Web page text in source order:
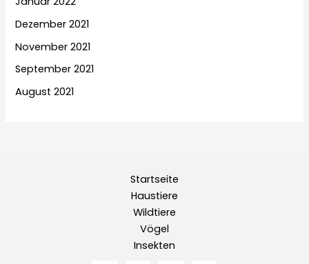
Dezember 2021
November 2021
September 2021
August 2021
Startseite
Haustiere
Wildtiere
Vögel
Insekten